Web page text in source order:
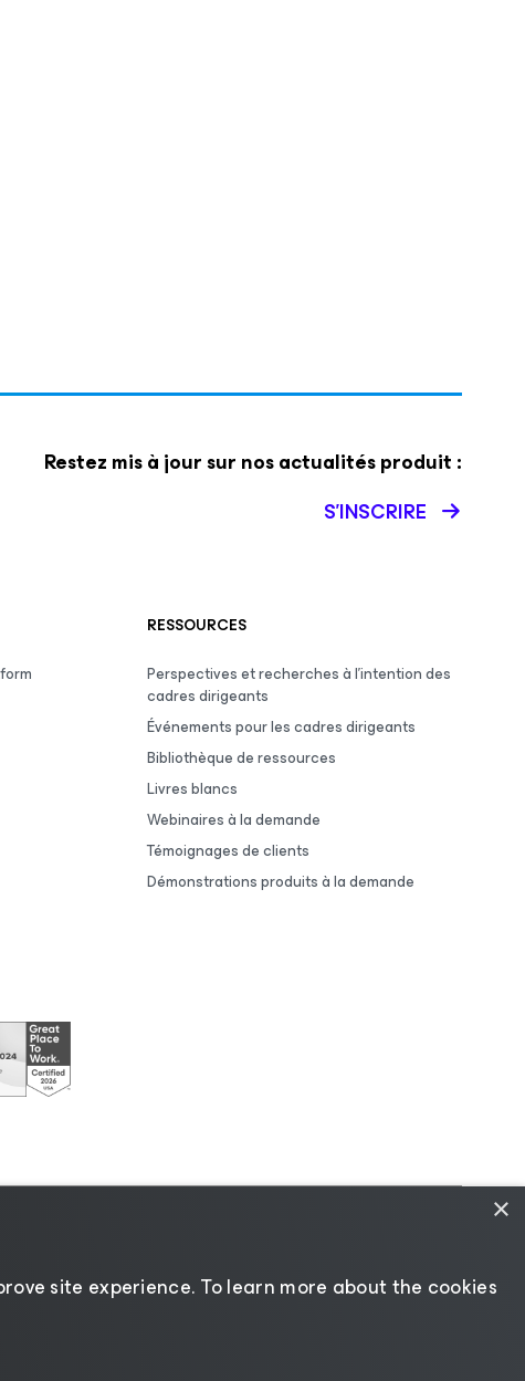
Restez mis à jour sur nos actualités produit :
S’INSCRIRE
RESSOURCES
Perspectives et recherches à l’intention des
cadres dirigeants
Événements pour les cadres dirigeants
Bibliothèque de ressources
Livres blancs
Webinaires à la demande
Témoignages de clients
Démonstrations produits à la demande
×
site experience. ​To learn more about the cookies